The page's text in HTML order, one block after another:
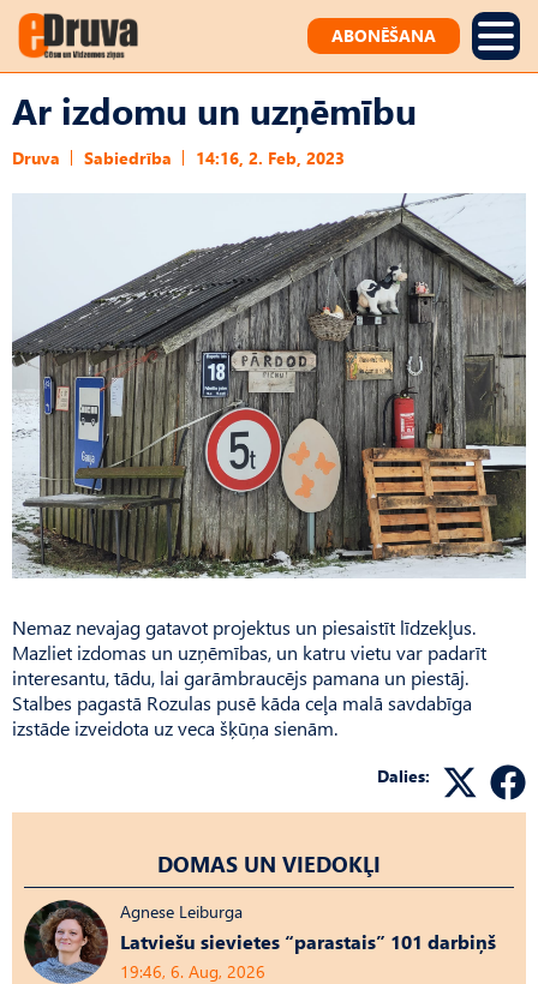
ABONĒŠANA
Ar izdomu un uzņēmību
Druva Sabiedrība 14:16, 2. Feb, 2023
Nemaz nevajag gatavot projektus un piesaistīt līdzekļus.
Mazliet izdomas un uzņēmības, un katru vietu var padarīt
interesantu, tādu, lai garāmbraucējs pamana un piestāj.
Stalbes pagastā Rozulas pusē kāda ceļa malā savdabīga
izstāde izveidota uz veca šķūņa sienām.
Dalies:
DOMAS UN VIEDOKĻI
Agnese Leiburga
Latviešu sievietes “parastais” 101 darbiņš
19:46, 6. Aug, 2026